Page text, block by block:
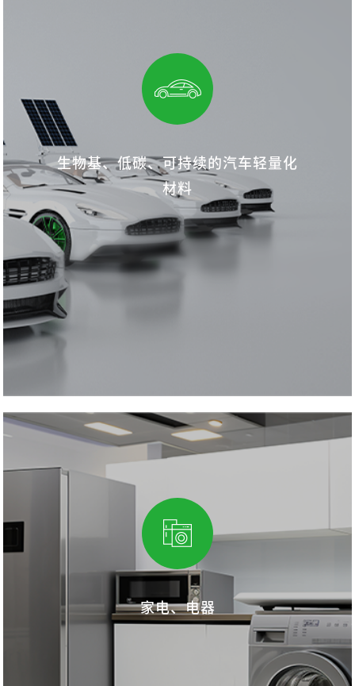
生物基、低碳、可持续的汽车轻量化
材料
家电、电器